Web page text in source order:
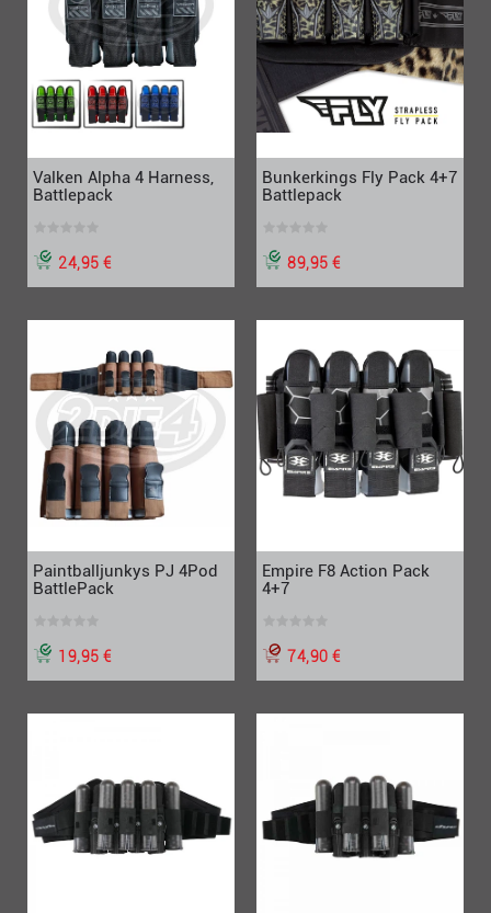
Valken Alpha 4 Harness,
Battlepack
24,95 €
Bunkerkings Fly Pack 4+7
Battlepack
89,95 €
Paintballjunkys PJ 4Pod
BattlePack
19,95 €
Empire F8 Action Pack
4+7
74,90 €